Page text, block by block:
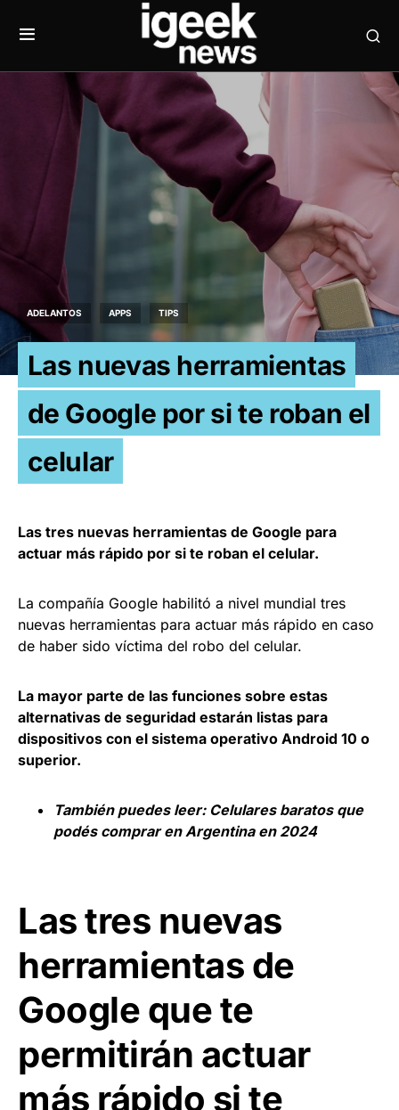
ADELANTOS APPS TIPS
Las nuevas herramientas
de Google por si te roban el
celular
Las tres nuevas herramientas de Google para
actuar más rápido por si te roban el celular.
La compañía Google habilitó a nivel mundial tres
nuevas herramientas para actuar más rápido en caso
de haber sido víctima del robo del celular.
La mayor parte de las funciones sobre estas
alternativas de seguridad estarán listas para
dispositivos con el sistema operativo Android 10 o
superior.
También puedes leer:Celulares baratos que
podés comprar en Argentina en 2024
Las tres nuevas
herramientas de
Google que te
permitirán actuar
más rápido si te